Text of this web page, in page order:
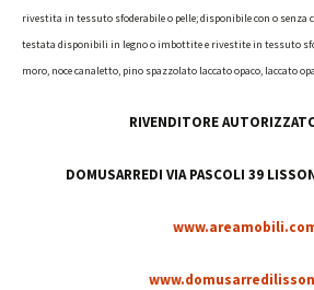
rivestita in tessuto sfoderabile o pelle; disponibile con o senza
testata disponibili in legno o imbottite e rivestite in tessuto
moro, noce canaletto, pino spazzolato laccato opaco, laccato
RIVENDITORE
DOMUSARREDI VIA PASCOLI 39